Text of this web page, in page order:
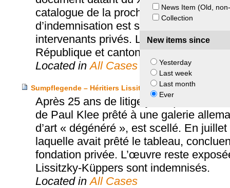
News Item (Old,
Collection
New items since
Yesterday
Last week
Last month
Ever
catalogue de la prochaine vente aux
d’indemnisation est signé le 1er
intervenants privés. Le même jour, un
République et canton de Genève,
Located inAll Cases
Sumpflegende – Héritiers Lissitzky-Küppers et Ville de
Après 25 ans de litige juridique et de
de Paul Klee prêté à une galerie
d’art « dégénéré », est scellé. En
laquelle avait prêté le tableau,
fondation privée. L’œuvre reste
Lissitzky-Küppers sont indemnisés.
Located inAll Cases